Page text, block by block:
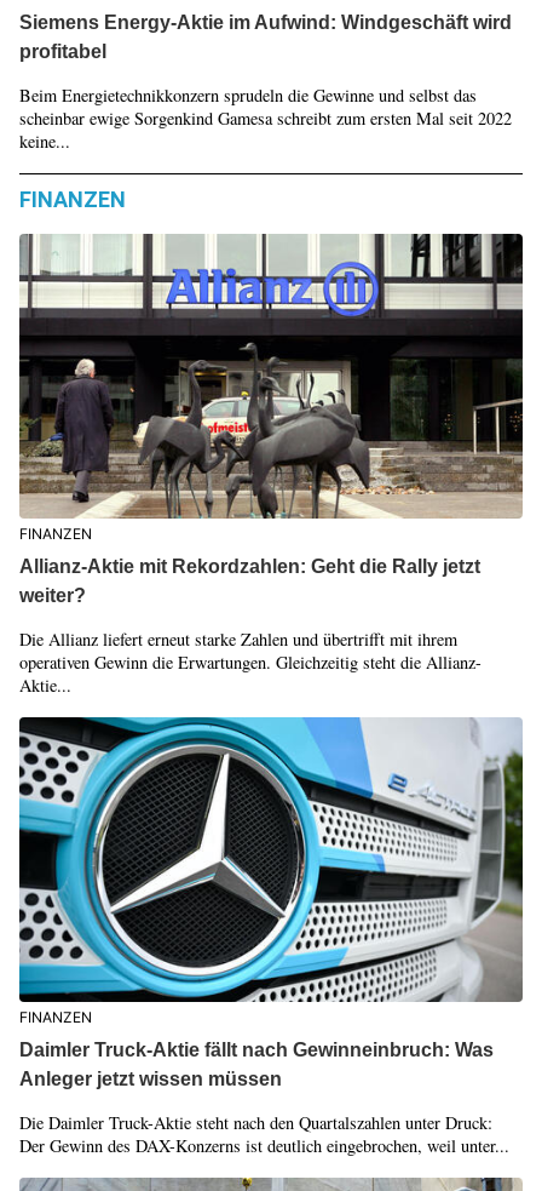
Siemens Energy-Aktie im Aufwind: Windgeschäft wird
profitabel
Beim Energietechnikkonzern sprudeln die Gewinne und selbst das
scheinbar ewige Sorgenkind Gamesa schreibt zum ersten Mal seit 2022
keine...
FINANZEN
FINANZEN
Allianz-Aktie mit Rekordzahlen: Geht die Rally jetzt
weiter?
Die Allianz liefert erneut starke Zahlen und übertrifft mit ihrem
operativen Gewinn die Erwartungen. Gleichzeitig steht die Allianz-
Aktie...
FINANZEN
Daimler Truck-Aktie fällt nach Gewinneinbruch: Was
Anleger jetzt wissen müssen
Die Daimler Truck-Aktie steht nach den Quartalszahlen unter Druck:
Der Gewinn des DAX-Konzerns ist deutlich eingebrochen, weil unter...